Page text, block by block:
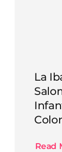
La
Read